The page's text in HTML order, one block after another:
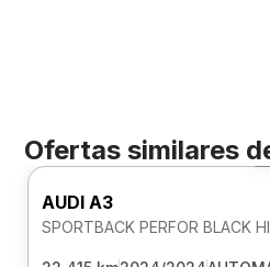
Ofertas similares
AUDI A3